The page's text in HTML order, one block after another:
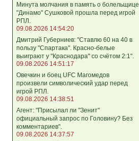
Минута молчания в память о болельщице
"Динамо" Сушковой прошла перед игрой
РПЛ.
09.08.2026 14:54:20
Дмитрий Губерниев: "Ставлю 60 на 40 в
пользу "Спартака". Красно-белые
выиграют у "Краснодара" со счётом 2:1".
09.08.2026 14:51:17
Овечкин и боец UFC Магомедов
произвели символический удар перед
игрой РПЛ.
09.08.2026 14:38:51
Агент: "Присылал ли "Зенит"
официальный запрос по Головину? Без
комментариев".
09.08.2026 14:37:57